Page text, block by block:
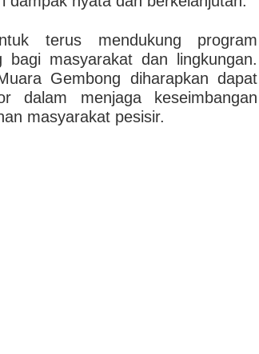
terus mendukung program
bagi masyarakat dan lingkungan.
Gembong diharapkan dapat
dalam menjaga keseimbangan
masyarakat pesisir.